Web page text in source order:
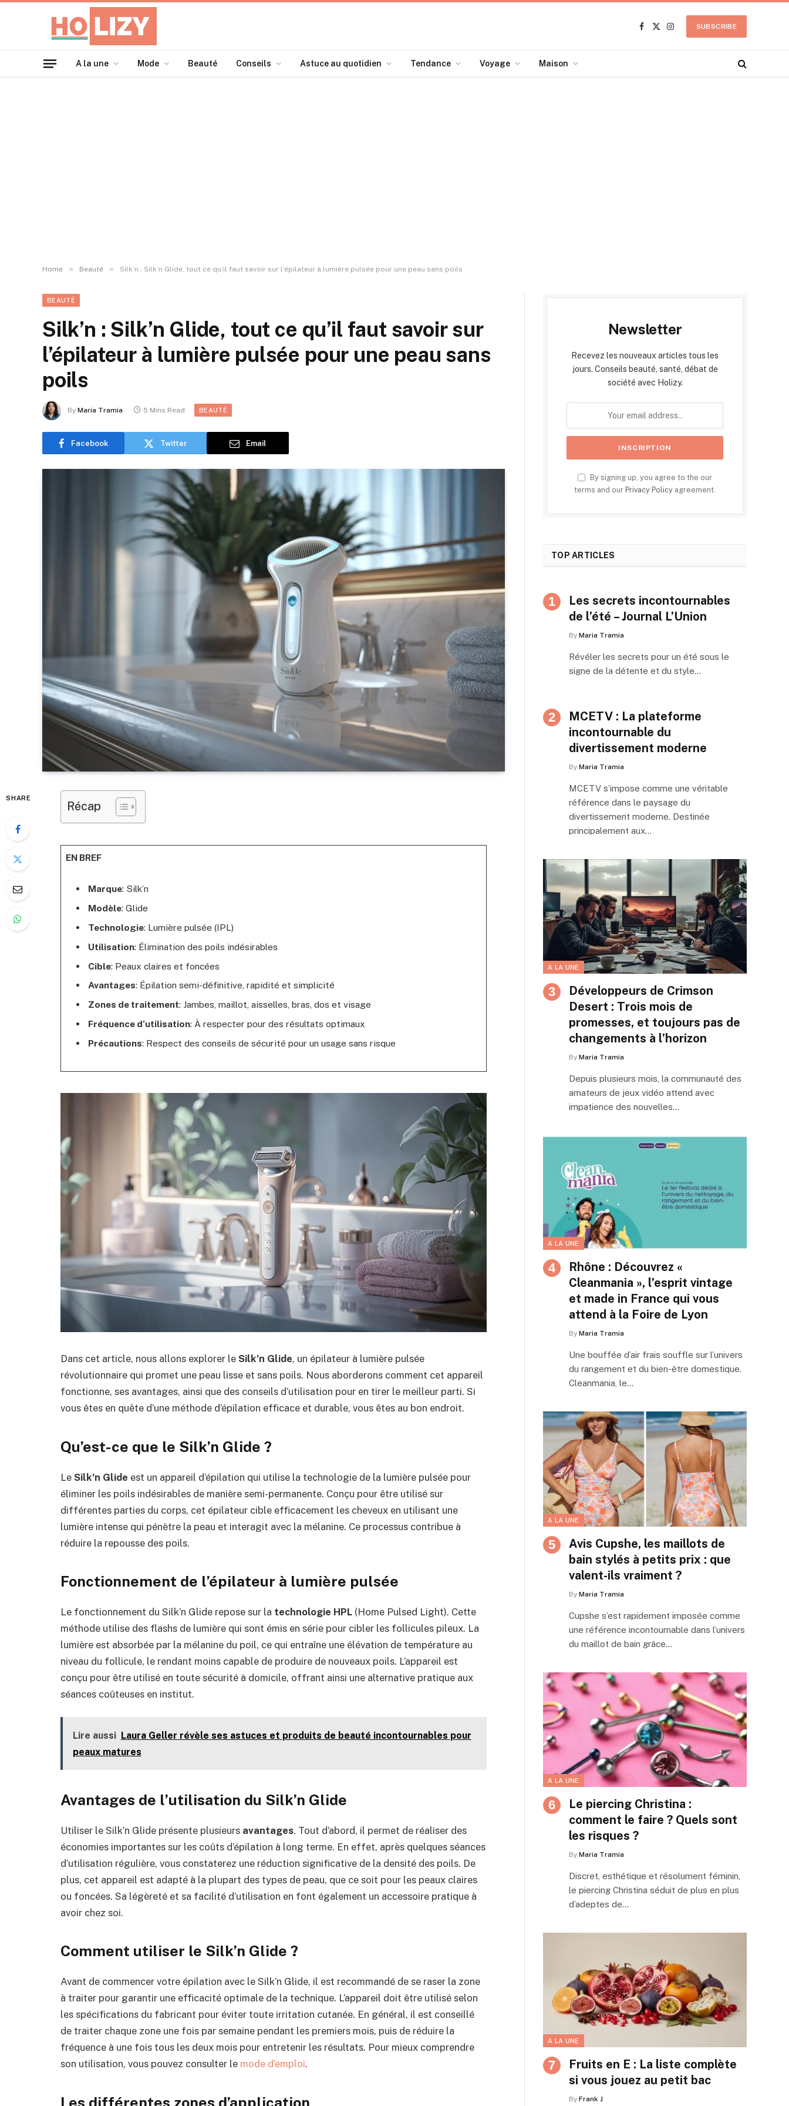
Facebook
X
Instagram
SUBSCRIBE
A la une Mode Beauté Conseils Astuce au quotidien Tendance Voyage Maison
Home » Beauté » Silk’n : Silk’n Glide, tout ce qu’il faut savoir sur l’épilateur à lumière pulsée pour une peau sans poils
BEAUTÉ
Silk’n : Silk’n Glide, tout ce qu’il faut savoir sur
l’épilateur à lumière pulsée pour une peau sans
poils
By Maria Tramia 5 Mins Read BEAUTÉ
Facebook Twitter Email
SHARE
Récap
EN BREF
Marque: Silk’n
Modèle: Glide
Technologie: Lumière pulsée (IPL)
Utilisation: Élimination des poils indésirables
Cible: Peaux claires et foncées
Avantages: Épilation semi-définitive, rapidité et simplicité
Zones de traitement: Jambes, maillot, aisselles, bras, dos et visage
Fréquence d’utilisation: À respecter pour des résultats optimaux
Précautions: Respect des conseils de sécurité pour un usage sans risque
Dans cet article, nous allons explorer le Silk’n Glide, un épilateur à lumière pulsée
révolutionnaire qui promet une peau lisse et sans poils. Nous aborderons comment cet appareil
fonctionne, ses avantages, ainsi que des conseils d’utilisation pour en tirer le meilleur parti. Si
vous êtes en quête d’une méthode d’épilation efficace et durable, vous êtes au bon endroit.
Qu’est-ce que le Silk’n Glide ?
Le Silk’n Glide est un appareil d’épilation qui utilise la technologie de la lumière pulsée pour
éliminer les poils indésirables de manière semi-permanente. Conçu pour être utilisé sur
différentes parties du corps, cet épilateur cible efficacement les cheveux en utilisant une
lumière intense qui pénètre la peau et interagit avec la mélanine. Ce processus contribue à
réduire la repousse des poils.
Fonctionnement de l’épilateur à lumière pulsée
Le fonctionnement du Silk’n Glide repose sur la technologie HPL (Home Pulsed Light). Cette
méthode utilise des flashs de lumière qui sont émis en série pour cibler les follicules pileux. La
lumière est absorbée par la mélanine du poil, ce qui entraîne une élévation de température au
niveau du follicule, le rendant moins capable de produire de nouveaux poils. L’appareil est
conçu pour être utilisé en toute sécurité à domicile, offrant ainsi une alternative pratique aux
séances coûteuses en institut.
Lire aussi Laura Geller révèle ses astuces et produits de beauté incontournables pour
peaux matures
Avantages de l’utilisation du Silk’n Glide
Utiliser le Silk’n Glide présente plusieurs avantages. Tout d’abord, il permet de réaliser des
économies importantes sur les coûts d’épilation à long terme. En effet, après quelques séances
d’utilisation régulière, vous constaterez une réduction significative de la densité des poils. De
plus, cet appareil est adapté à la plupart des types de peau, que ce soit pour les peaux claires
ou foncées. Sa légèreté et sa facilité d’utilisation en font également un accessoire pratique à
avoir chez soi.
Comment utiliser le Silk’n Glide ?
Avant de commencer votre épilation avec le Silk’n Glide, il est recommandé de se raser la zone
à traiter pour garantir une efficacité optimale de la technique. L’appareil doit être utilisé selon
les spécifications du fabricant pour éviter toute irritation cutanée. En général, il est conseillé
de traiter chaque zone une fois par semaine pendant les premiers mois, puis de réduire la
fréquence à une fois tous les deux mois pour entretenir les résultats. Pour mieux comprendre
son utilisation, vous pouvez consulter le mode d’emploi.
Les différentes zones d’application
Newsletter
Recevez les nouveaux articles tous les
jours. Conseils beauté, santé, débat de
société avec Holizy.
By signing up, you agree to the our
terms and our Privacy Policy agreement.
TOP ARTICLES
Les secrets incontournables
de l’été – Journal L’Union
By Maria Tramia
Révéler les secrets pour un été sous le
signe de la détente et du style…
MCETV : La plateforme
incontournable du
divertissement moderne
By Maria Tramia
MCETV s’impose comme une véritable
référence dans le paysage du
divertissement moderne. Destinée
principalement aux…
A LA UNE
Développeurs de Crimson
Desert : Trois mois de
promesses, et toujours pas de
changements à l’horizon
By Maria Tramia
Depuis plusieurs mois, la communauté des
amateurs de jeux vidéo attend avec
impatience des nouvelles…
A LA UNE
Rhône : Découvrez «
Cleanmania », l’esprit vintage
et made in France qui vous
attend à la Foire de Lyon
By Maria Tramia
Une bouffée d’air frais souffle sur l’univers
du rangement et du bien-être domestique.
Cleanmania, le…
A LA UNE
Avis Cupshe, les maillots de
bain stylés à petits prix : que
valent-ils vraiment ?
By Maria Tramia
Cupshe s’est rapidement imposée comme
une référence incontournable dans l’univers
du maillot de bain grâce…
A LA UNE
Le piercing Christina :
comment le faire ? Quels sont
les risques ?
By Maria Tramia
Discret, esthétique et résolument féminin,
le piercing Christina séduit de plus en plus
d’adeptes de…
A LA UNE
Fruits en E : La liste complète
si vous jouez au petit bac
By Frank J